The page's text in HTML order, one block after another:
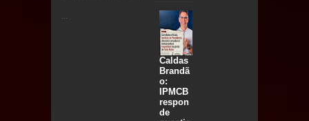
...
Caldas
Brandã
o:
IPMCB
respon
de